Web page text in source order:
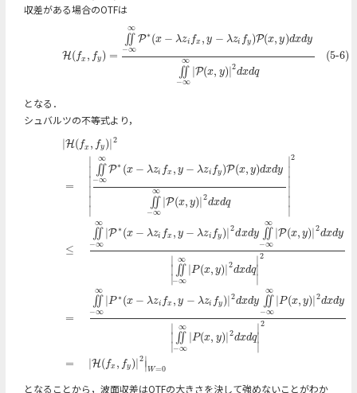
収差がある場合のOTFは
H(fx , fy ) =
∬
−∞
∞
P∗(x − λzi fx , y − λzi fy )P(x, y)dxdy
∬
−∞
∞
|P(x, y)|2dxdq
(5-6)
∗(x −λzifx λz )P xd ∬ −∞∞ , y) d
となる．
シュバルツの不等式より，
|H(fx , fy )|2
=
∣
∣
∣
∣
∣
∣
∬
−∞
∞
P∗ (x − λzi fx , y − λzi fy )P(x, y)dxdy
∬
−∞
∞
|P(x, y)|2dxdq
∣
∣
∣
∣
∣
∣
2
≤
∬
−∞
∞
|P∗ (x − λzi fx , y − λzi fy )| 2dxdy ∬
−∞
∞
|P(x, y)|2dxdy
∣
∣
∣ ∬
−∞
∞
|P(x, y)|2dxdq
∣
∣
∣
2
=
∬
−∞
∞
|P ∗(x − λzi fx , y − λzi fy )|2dxdy ∬
−∞
∞
|P(x, y)|2dxdy
∣
∣
∣ ∬
−∞
∞
|P(x, y)|2dxdq
∣
∣
∣
2
= |H(fx , fy )|2∣∣W=0
∬−∞∞ P∗(x−
となることから，波面収差はOTFの大きさを決して強めないことがわか